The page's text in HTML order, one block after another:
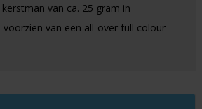
van ca. 25 gram in
van een all-over full colour